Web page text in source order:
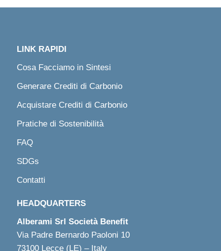
LINK RAPIDI
Cosa Facciamo in Sintesi
Generare Crediti di Carbonio
Acquistare Crediti di Carbonio
Pratiche di Sostenibilità
FAQ
SDGs
Contatti
HEADQUARTERS
Alberami Srl Società Benefit
Via Padre Bernardo Paoloni 10
73100 Lecce (LE) – Italy